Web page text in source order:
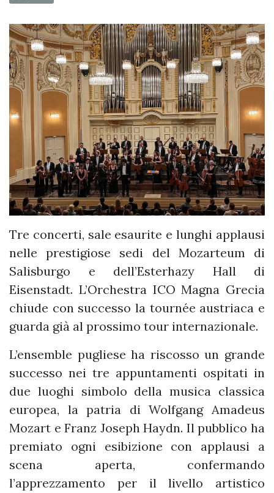
Tre concerti, sale esaurite e lunghi applausi
nelle prestigiose sedi del Mozarteum di
Salisburgo e dell’Esterhazy Hall di
Eisenstadt. L’Orchestra ICO Magna Grecia
chiude con successo la tournée austriaca e
guarda già al prossimo tour internazionale.
L’ensemble pugliese ha riscosso un grande
successo nei tre appuntamenti ospitati in
due luoghi simbolo della musica classica
europea, la patria di Wolfgang Amadeus
Mozart e Franz Joseph Haydn. Il pubblico ha
premiato ogni esibizione con applausi a
scena aperta, confermando
l’apprezzamento per il livello artistico